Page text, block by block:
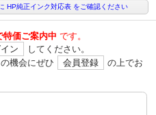
HP純正インク対応表 をご確認ください
特価ご案内中 です。
ン
してください。
機会にぜひ
会員登録
の上でお